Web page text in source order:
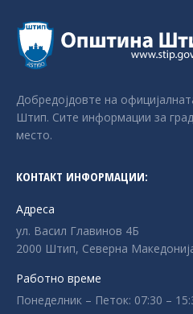
Добредојдовте на
Штип. Сите информации за
место.
КОНТАКТ ИНФОРМАЦИИ:
Адреса
ул. Васил Главинов 4Б
2000 Штип, Северна
Работно време
Понеделник – Петок: 07:30 –